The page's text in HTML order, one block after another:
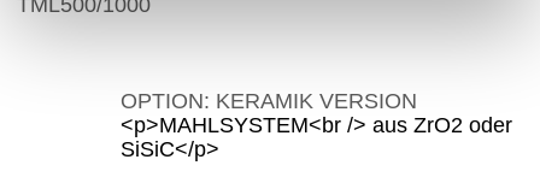
OPTION: KERAMIK VERSION
<p>MAHLSYSTEM<br /> aus ZrO2 oder
SiSiC</p>